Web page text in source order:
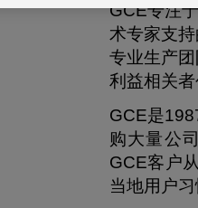
GCE专注
术专家支
专业生产
利益相关
GCE是
购大量公
GCE客户
当地用户